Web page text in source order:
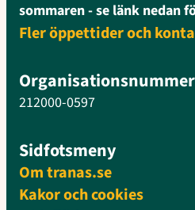
sommaren - se länk nedan
Fler öppettider och
Organisationsnummer
212000-0597
Sidfotsmeny
Om tranas.se
Kakor och cookies